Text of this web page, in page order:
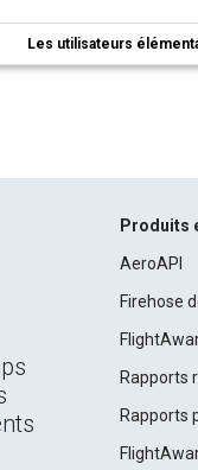
Les utilisateurs
Produits
AeroAPI
Firehose
Rapports
Rapports